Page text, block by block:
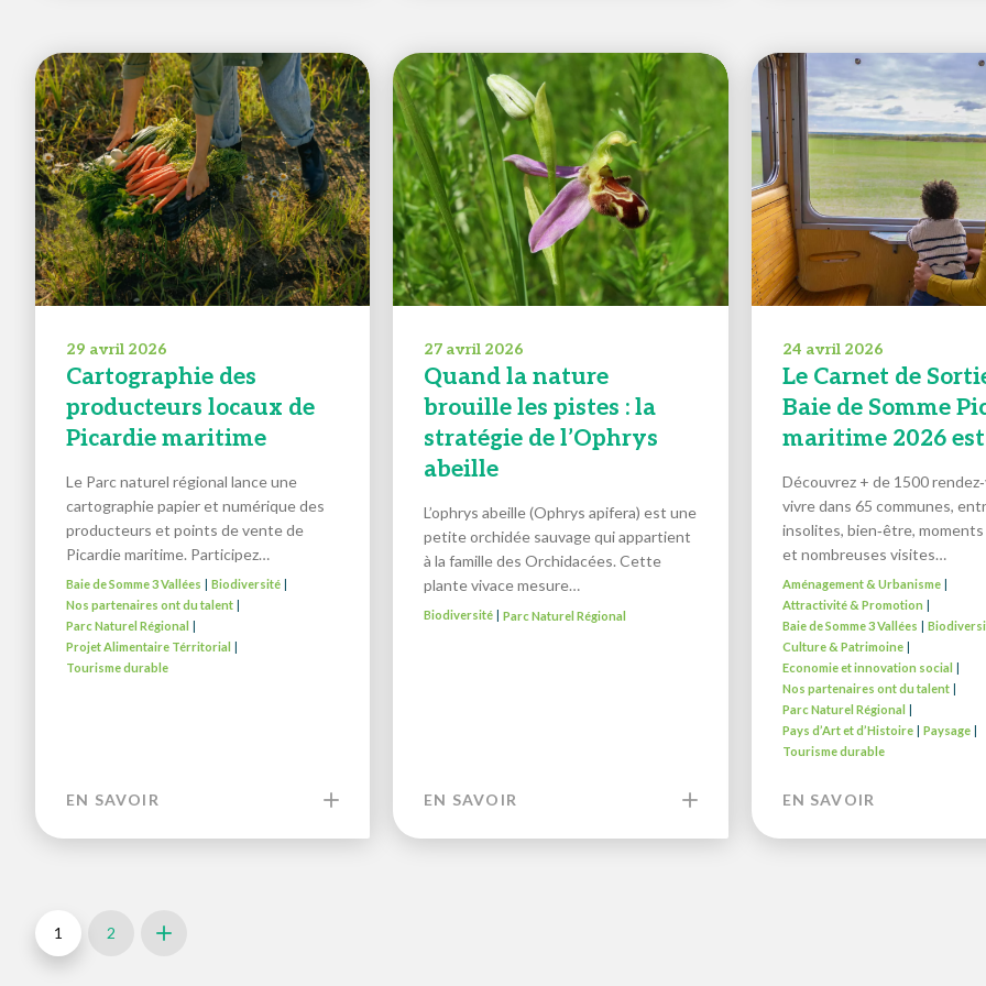
29 avril 2026
Cartographie des
producteurs locaux de
Picardie maritime
Le Parc naturel régional lance une
cartographie papier et numérique des
producteurs et points de vente de
Picardie maritime. Participez…
Baie de Somme 3 Vallées Biodiversité
Nos partenaires ont du talent
Parc Naturel Régional
Projet Alimentaire Térritorial
Tourisme durable
EN SAVOIR
27 avril 2026
Quand la nature
brouille les pistes : la
stratégie de l’Ophrys
abeille
L’ophrys abeille (Ophrys apifera) est une
petite orchidée sauvage qui appartient
à la famille des Orchidacées. Cette
plante vivace mesure…
Biodiversité |Parc Naturel Régional
EN SAVOIR
24 avril 2026
Le Carnet de
Baie de Somme
maritime 2026
Découvrez + de 1500
vivre dans 65 communes,
insolites, bien‑être,
et nombreuses visites…
Aménagement & Urbanisme|
Attractivité & Promotion
Baie de Somme 3 Vallées
Culture & Patrimoine|
Economie et innovation social
Nos partenaires ont du talent|
Parc Naturel Régional
Pays d’Art et d’Histoire| Paysage|
Tourisme durable
EN SAVOIR
1 2 Next